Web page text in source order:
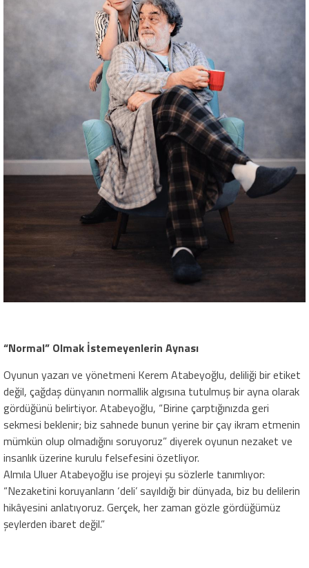
“Normal” Olmak İstemeyenlerin Aynası
​Oyunun yazarı ve yönetmeni Kerem Atabeyoğlu, deliliği bir etiket
değil, çağdaş dünyanın normallik algısına tutulmuş bir ayna olarak
gördüğünü belirtiyor. Atabeyoğlu, “Birine çarptığınızda geri
sekmesi beklenir; biz sahnede bunun yerine bir çay ikram etmenin
mümkün olup olmadığını soruyoruz” diyerek oyunun nezaket ve
insanlık üzerine kurulu felsefesini özetliyor.
​Almıla Uluer Atabeyoğlu ise projeyi şu sözlerle tanımlıyor:
“Nezaketini koruyanların ‘deli’ sayıldığı bir dünyada, biz bu delilerin
hikâyesini anlatıyoruz. Gerçek, her zaman gözle gördüğümüz
şeylerden ibaret değil.”